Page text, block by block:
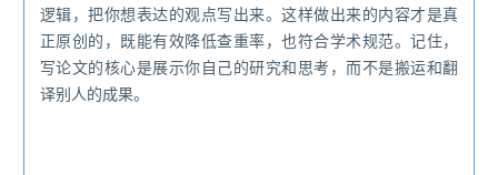
逻辑，把你想表达的观点写出来。这样做出来的内容才是真
正原创的，既能有效降低查重率，也符合学术规范。记住，
写论文的核心是展示你自己的研究和思考，而不是搬运和翻
译别人的成果。